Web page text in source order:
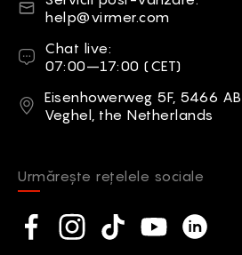
help@virmer.com
Chat live
Chat live:
07:00–17:00 (CET)
Abordare
Eisenhowerweg 5F, 5466 AB
Veghel, the Netherlands
Urmărește rețelele sociale
Social network
Facebook
Instagram
TikTokYouTubeLinkedin